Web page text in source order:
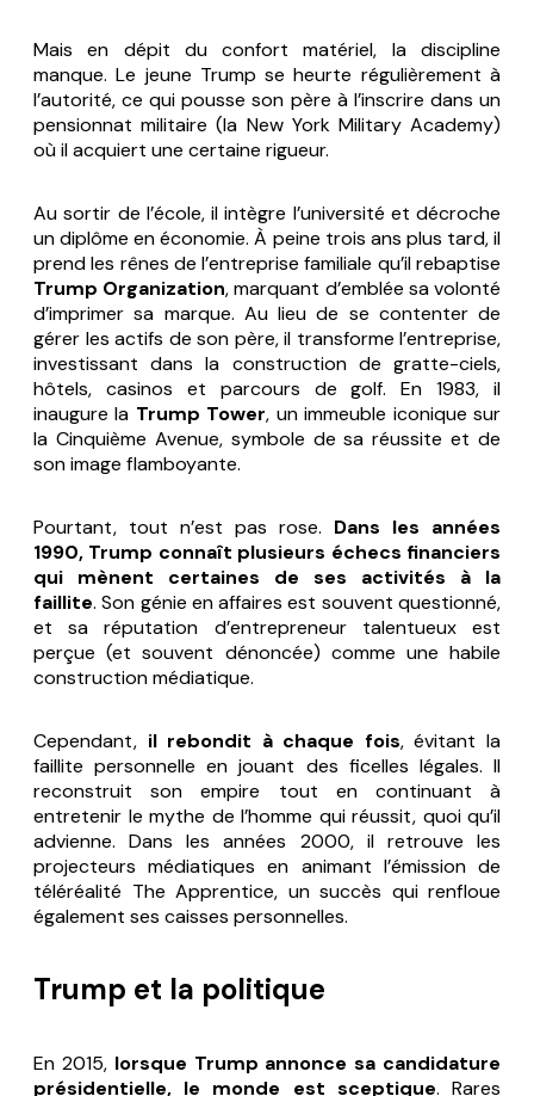
Mais en dépit du confort matériel, la discipline
manque. Le jeune Trump se heurte régulièrement à
l’autorité, ce qui pousse son père à l’inscrire dans un
pensionnat militaire (la New York Military Academy)
où il acquiert une certaine rigueur.
Au sortir de l’école, il intègre l’université et décroche
un diplôme en économie. À peine trois ans plus tard, il
prend les rênes de l’entreprise familiale qu’il rebaptise
Trump Organization, marquant d’emblée sa volonté
d’imprimer sa marque. Au lieu de se contenter de
gérer les actifs de son père, il transforme l’entreprise,
investissant dans la construction de gratte-ciels,
hôtels, casinos et parcours de golf. En 1983, il
inaugure la Trump Tower, un immeuble iconique sur
la Cinquième Avenue, symbole de sa réussite et de
son image flamboyante.
Pourtant, tout n’est pas rose. Dans les années
1990, Trump connaît plusieurs échecs financiers
qui mènent certaines de ses activités à la
faillite. Son génie en affaires est souvent questionné,
et sa réputation d’entrepreneur talentueux est
perçue (et souvent dénoncée) comme une habile
construction médiatique.
Cependant, il rebondit à chaque fois, évitant la
faillite personnelle en jouant des ficelles légales. Il
reconstruit son empire tout en continuant à
entretenir le mythe de l’homme qui réussit, quoi qu’il
advienne. Dans les années 2000, il retrouve les
projecteurs médiatiques en animant l’émission de
téléréalité The Apprentice, un succès qui renfloue
également ses caisses personnelles.
Trump et la politique
En 2015, lorsque Trump annonce sa candidature
présidentielle, le monde est sceptique. Rares